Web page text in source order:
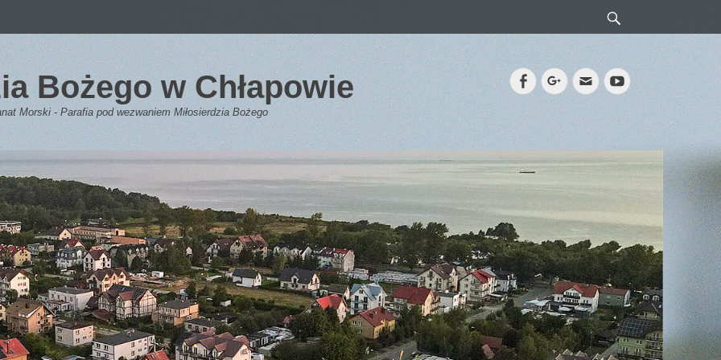
Bożego w Chłapowie
Morski - Parafia pod wezwaniem Miłosierdzia Bożego
FacebookGoogleplus
EmailYouTube